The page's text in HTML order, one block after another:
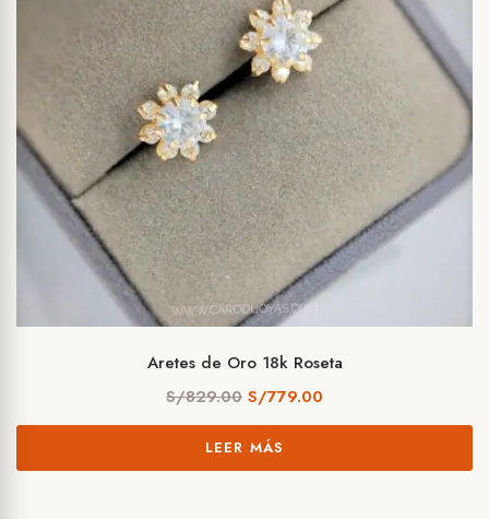
Aretes de Oro 18k Roseta
S/829.00 El
precio
original
era:
S/779.00
precio
es:
LEER MÁS